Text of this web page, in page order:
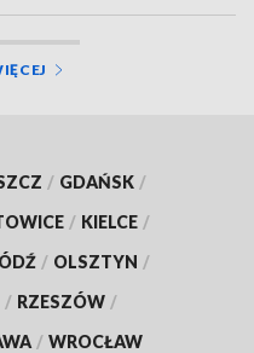
/ GDAŃSK /
/ KIELCE /
/ OLSZTYN /
/ RZESZÓW /
/ WROCŁAW